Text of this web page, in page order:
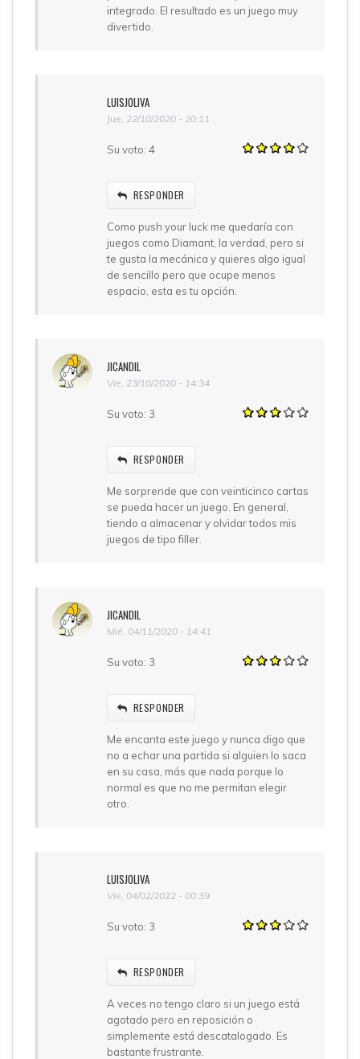
integrado. El resultado es un juego muy
divertido.
LUISJOLIVA
Jue, 22/10/2020 - 20:11
Su voto: 4
RESPONDER
Como push your luck me quedaría con
juegos como Diamant, la verdad, pero si
te gusta la mecánica y quieres algo igual
de sencillo pero que ocupe menos
espacio, esta es tu opción.
JICANDIL
Vie, 23/10/2020 - 14:34
Su voto: 3
RESPONDER
Me sorprende que con veinticinco cartas
se pueda hacer un juego. En general,
tiendo a almacenar y olvidar todos mis
juegos de tipo filler.
JICANDIL
Mié, 04/11/2020 - 14:41
Su voto: 3
RESPONDER
Me encanta este juego y nunca digo que
no a echar una partida si alguien lo saca
en su casa, más que nada porque lo
normal es que no me permitan elegir
otro.
LUISJOLIVA
Vie, 04/02/2022 - 00:39
Su voto: 3
RESPONDER
A veces no tengo claro si un juego está
agotado pero en reposición o
simplemente está descatalogado. Es
bastante frustrante.